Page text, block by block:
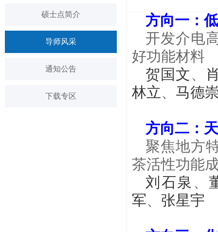
硕士点简介
导师风采
通知公告
下载专区
方向一：
开发介电
好功能材料
贺国文、
林立、 马德
方向二 ：
聚焦地方
茶活性功能
刘石泉 、
军、 张星宇